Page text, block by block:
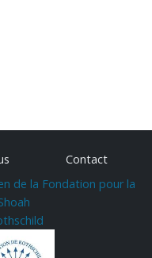
Contact
de la Fondation pour la